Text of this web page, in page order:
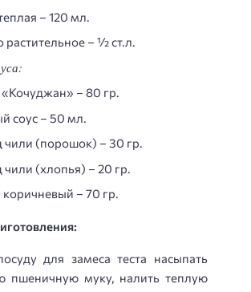
– 120 мл.
растительное – ½ ст.л.
«Кочуджан» – 80 гр.
соус – 50 мл.
чили (порошок) – 30 гр.
чили (хлопья) – 20 гр.
коричневый – 70 гр.
для замеса теста насыпать
пшеничную муку, налить теплую